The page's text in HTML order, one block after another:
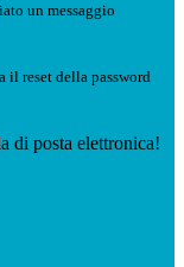
un messaggio
il reset della password
di posta elettronica!